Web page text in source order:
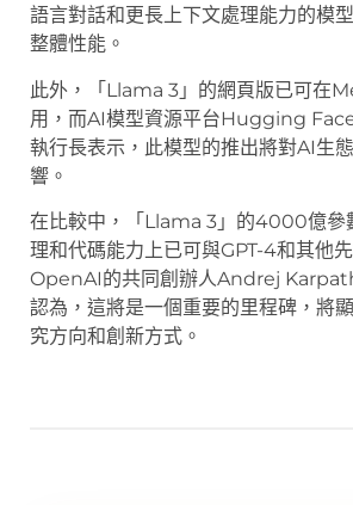
語言對話和更長上下文處理能力的模
整體性能。
此外，「Llama 3」的網頁版已可在
用，而AI模型資源平台Hugging
執行長表示，此模型的推出將對AI生
響。
在比較中，「Llama 3」的4000億參
理和代碼能力上已可與GPT-4和其他
OpenAI的共同創辦人Andrej
認為，這將是一個重要的里程碑，將
究方向和創新方式。